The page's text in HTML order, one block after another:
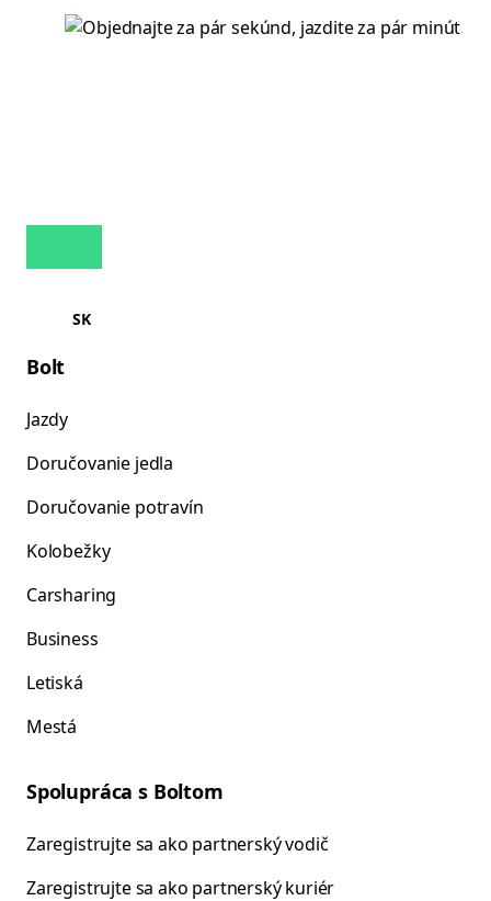
SK
Bolt
Jazdy
Doručovanie jedla
Doručovanie potravín
Kolobežky
Carsharing
Business
Letiská
Mestá
Spolupráca s Boltom
Zaregistrujte sa ako partnerský vodič
Zaregistrujte sa ako partnerský kuriér